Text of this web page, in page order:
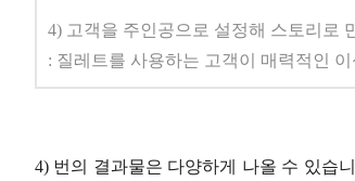
4) 고객을 주인공으로 설정해 스토리로
: 질레트를 사용하는 고객이 매력적인 이
4) 번의 결과물은 다양하게 나올 수 있습